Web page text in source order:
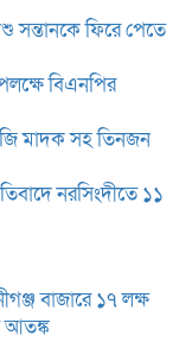
অস্তিত্ব রক্ষায়
কমিশন গঠন
এমপি হাজী
নিয়ে ড. মোবারক
সামাজিক
প্রতিবাদ
ইতিহাসে
সন্তানকে ফিরে পেতে
বিএনপির
মাদক সহ তিনজন
নরসিংদীতে ১১
বাজারে ১৭ লক্ষ
আতঙ্ক